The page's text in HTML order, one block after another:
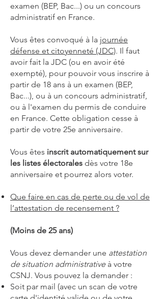
examen (BEP, Bac...) ou un concours
administratif en France.
Vous êtes convoqué à la journée
défense et citoyenneté (JDC). Il faut
avoir fait la JDC (ou en avoir été
exempté), pour pouvoir vous inscrire à
partir de 18 ans à un examen (BEP,
Bac...), ou à un concours administratif,
ou à l'examen du permis de conduire
en France. Cette obligation cesse à
partir de votre 25e anniversaire.
Vous êtes inscrit automatiquement sur
les listes électorales dès votre 18e
anniversaire et pourrez alors voter.
Que faire en cas de perte ou de vol de
l’attestation de recensement ?
(Moins de 25 ans)
Vous devez demander une attestation
de situation administrativeà votre
CSNJ. Vous pouvez la demander :
Soit par mail (avec un scan de votre